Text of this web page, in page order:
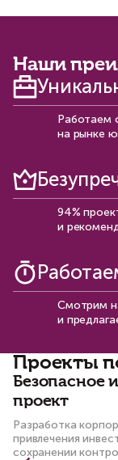
Проверка
Наши
Работаем
на рынке
94%
и
Смотрим
и
Проекты
Безопасное
проект
Разработка
привлечения
сохранении